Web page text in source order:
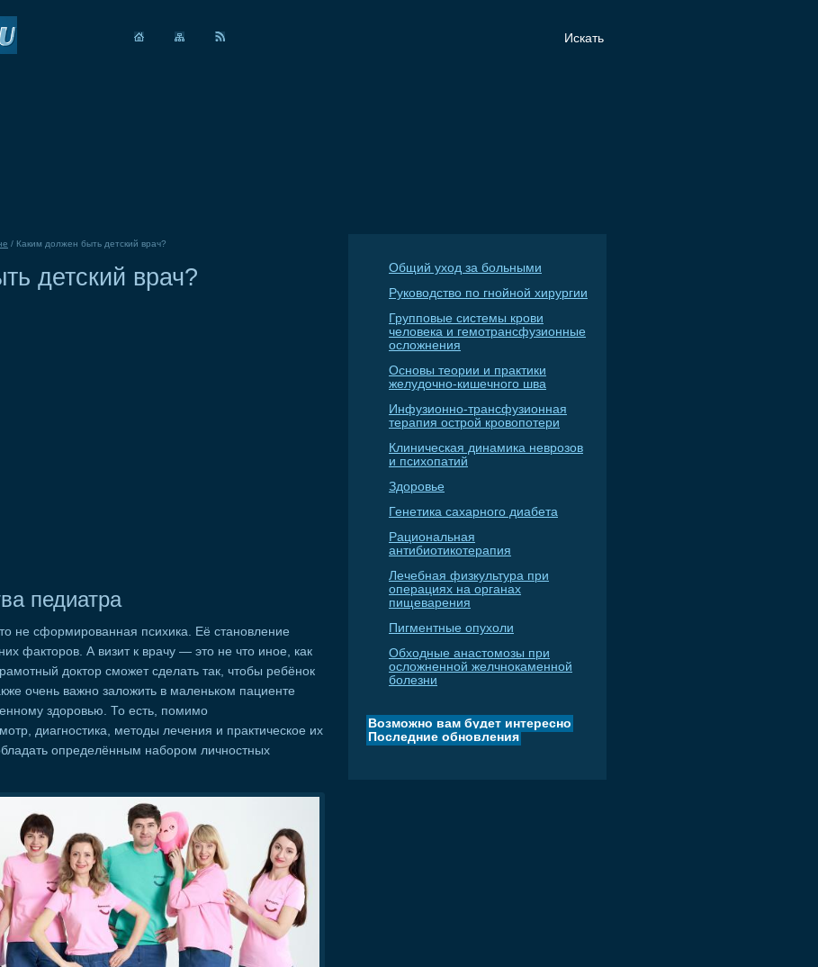
/ Каким должен быть детский врач?
детский врач?
педиатра
не сформированная психика. Её становление
факторов. А визит к врачу — это не что иное, как
доктор сможет сделать так, чтобы ребёнок
очень важно заложить в маленьком пациенте
здоровью. То есть, помимо
диагностика, методы лечения и практическое их
определённым набором личностных
Общий уход за больными
Руководство по гнойной хирургии
Групповые системы крови
человека и гемотрансфузионные
осложнения
Основы теории и практики
желудочно-кишечного шва
Инфузионно-трансфузионная
терапия острой кровопотери
Клиническая динамика неврозов
и психопатий
Здоровье
Генетика сахарного диабета
Рациональная
антибиотикотерапия
Лечебная физкультура при
операциях на органах
пищеварения
Пигментные опухоли
Обходные анастомозы при
осложненной желчнокаменной
болезни
Возможно вам будет интересно
Последние обновления